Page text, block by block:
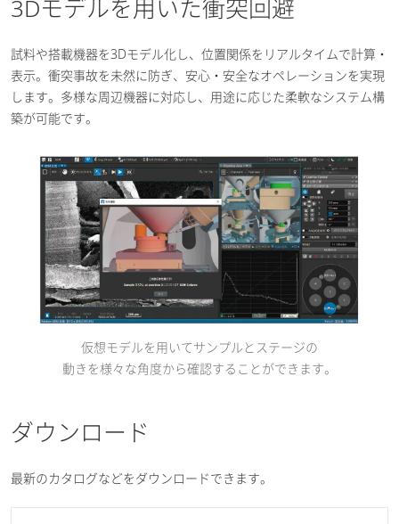
3Dモデルを用いた衝突回避
試料や搭載機器を3Dモデル化し、位置関係をリアルタイムで計算・
表示。衝突事故を未然に防ぎ、安心・安全なオペレーションを実現
します。多様な周辺機器に対応し、用途に応じた柔軟なシステム構
築が可能です。
仮想モデルを用いてサンプルとステージの
動きを様々な角度から確認することができます。
ダウンロード
最新のカタログなどをダウンロードできます。